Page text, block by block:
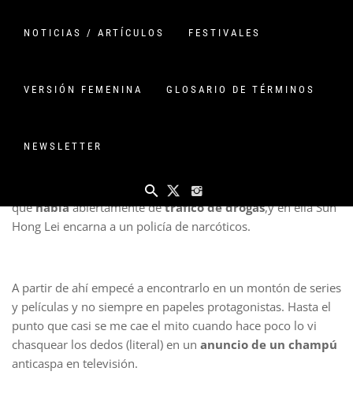
NOTICIAS / ARTÍCULOS FESTIVALES
VERSIÓN FEMENINA GLOSARIO DE TÉRMINOS
NEWSLETTER
hongkonés Johnnie To. Esta es la primera película china
quehablaabiertamente detráfico de drogas,y en ella Sun
Hong Lei encarna a un policía de narcóticos.
A partir de ahí empecé a encontrarlo en un montón de series
y películas y no siempre en papeles protagonistas. Hasta el
punto que casi se me cae el mito cuando hace poco lo vi
chasquear los dedos (literal) en un anuncio de un champú
anticaspa en televisión.